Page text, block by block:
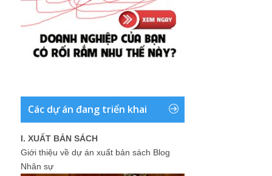
Các dự án đang triển khai
I. XUẤT BẢN SÁCH
Giới thiệu về dự án xuất bản sách Blog
Nhân sự